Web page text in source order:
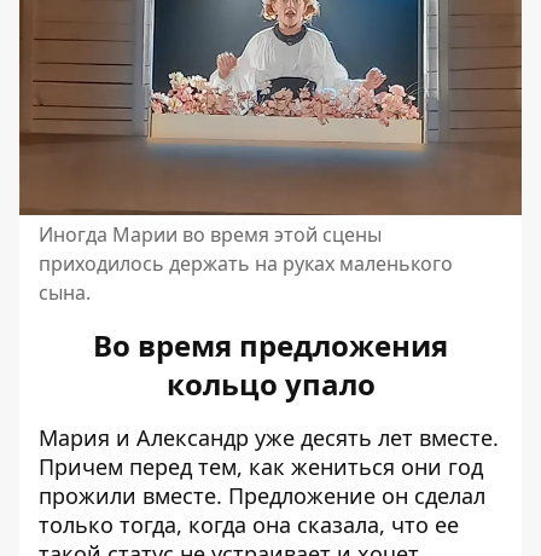
Иногда Марии во время этой сцены
приходилось держать на руках маленького
сына.
Во время предложения
кольцо упало
Мария и Александр уже десять лет вместе.
Причем перед тем, как жениться они год
прожили вместе. Предложение он сделал
только тогда, когда она сказала, что ее